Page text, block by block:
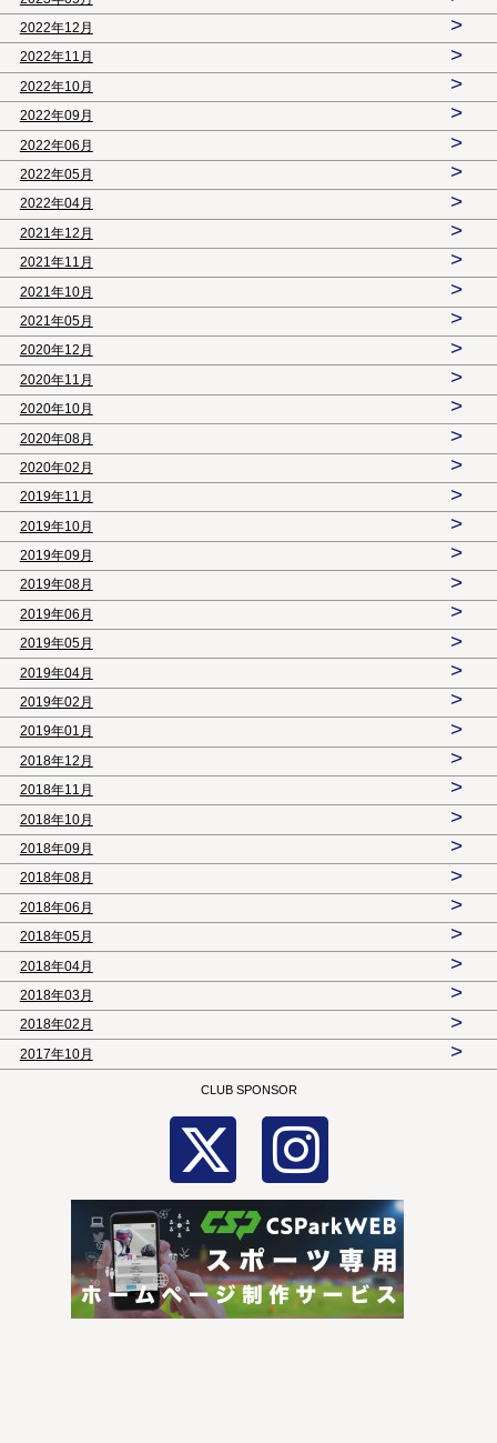
2022年12月 >
2022年11月 >
2022年10月 >
2022年09月 >
2022年06月 >
2022年05月 >
2022年04月 >
2021年12月 >
2021年11月 >
2021年10月 >
2021年05月 >
2020年12月 >
2020年11月 >
2020年10月 >
2020年08月 >
2020年02月 >
2019年11月 >
2019年10月 >
2019年09月 >
2019年08月 >
2019年06月 >
2019年05月 >
2019年04月 >
2019年02月 >
2019年01月 >
2018年12月 >
2018年11月 >
2018年10月 >
2018年09月 >
2018年08月 >
2018年06月 >
2018年05月 >
2018年04月 >
2018年03月 >
2018年02月 >
2017年10月 >
CLUB SPONSOR